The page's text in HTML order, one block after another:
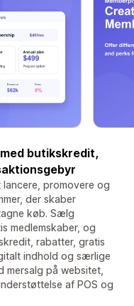
butikskredit,
promovere og
der skaber
køb. Sælg
medlemskaber, og
rabatter, gratis
indhold og særlige
mersalg på websitet,
af POS og